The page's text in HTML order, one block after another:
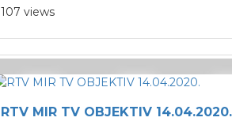
107 views
RTV MIR TV OBJEKTIV 14.04.2020.